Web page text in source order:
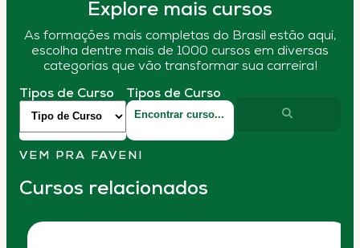
Explore mais cursos
As formações mais completas do Brasil estão aqui,
escolha dentre mais de 1000 cursos em diversas
categorias que vão transformar sua carreira!
Tipos de Curso Tipos de Curso
VEM PRA FAVENI
Cursos relacionados